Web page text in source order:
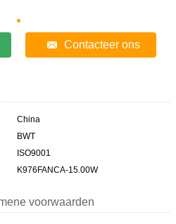
Contacteer ons
China
BWT
ISO9001
K976FANCA-15.00W
voorwaarden